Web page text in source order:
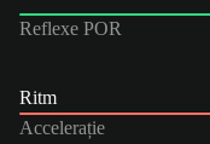
Reflexe POR
Ritm
Accelerație